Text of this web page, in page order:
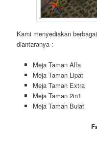
Kami menyediakan
diantaranya :
Meja Taman Alfa
Meja Taman Lipat
Meja Taman Extra
Meja Taman 2in1
Meja Taman Bulat